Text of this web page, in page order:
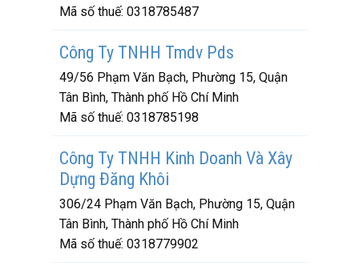
Mã số thuế: 0318785487
Công Ty TNHH Tmdv Pds
49/56 Phạm Văn Bạch, Phường 15, Quận
Tân Bình, Thành phố Hồ Chí Minh
Mã số thuế: 0318785198
Công Ty TNHH Kinh Doanh Và Xây
Dựng Đăng Khôi
306/24 Phạm Văn Bạch, Phường 15, Quận
Tân Bình, Thành phố Hồ Chí Minh
Mã số thuế: 0318779902